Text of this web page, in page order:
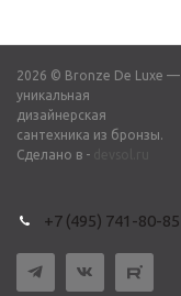
2026 © Bronze De Luxe —
уникальная
дизайнерская
сантехника из бронзы.
Сделано в -
+7 (495) 741-80-85